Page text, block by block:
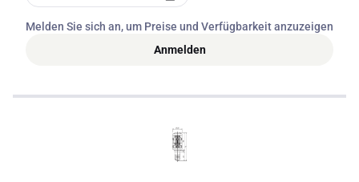
Melden Sie sich an, um Preise und Verfügbarkeit anzuzeigen
Anmelden